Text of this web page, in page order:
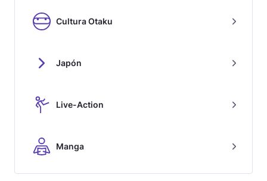
Cultura Otaku
Japón
Live-Action
Manga